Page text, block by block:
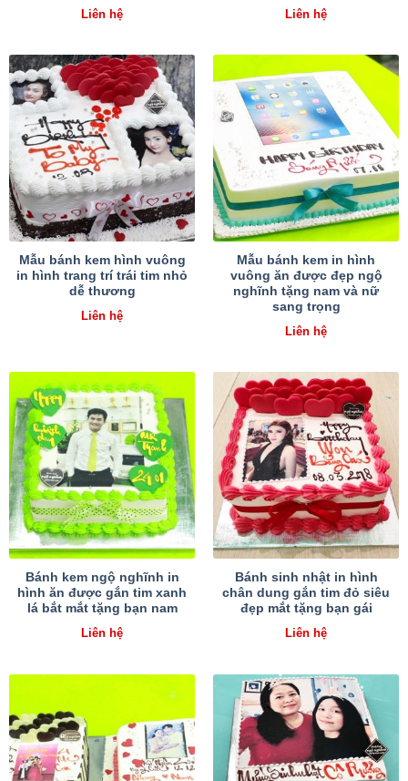
Liên hệ
Liên hệ
Mẫu bánh kem hình vuông
in hình trang trí trái tim nhỏ
dễ thương
Liên hệ
Mẫu bánh kem in hình
vuông ăn được đẹp ngộ
nghĩnh tặng nam và nữ
sang trọng
Liên hệ
Bánh kem ngộ nghĩnh in
hình ăn được gắn tim xanh
lá bắt mắt tặng bạn nam
Liên hệ
Bánh sinh nhật in hình
chân dung gắn tim đỏ siêu
đẹp mắt tặng bạn gái
Liên hệ